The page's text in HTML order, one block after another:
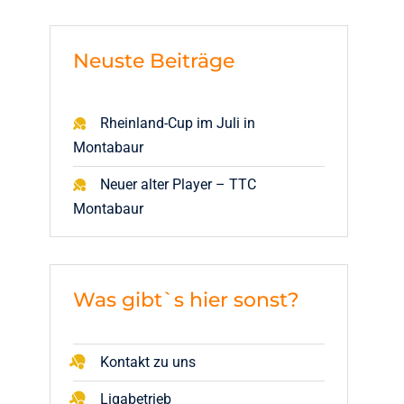
Neuste Beiträge
Rheinland-Cup im Juli in
Montabaur
Neuer alter Player – TTC
Montabaur
Was gibt`s hier sonst?
Kontakt zu uns
Ligabetrieb